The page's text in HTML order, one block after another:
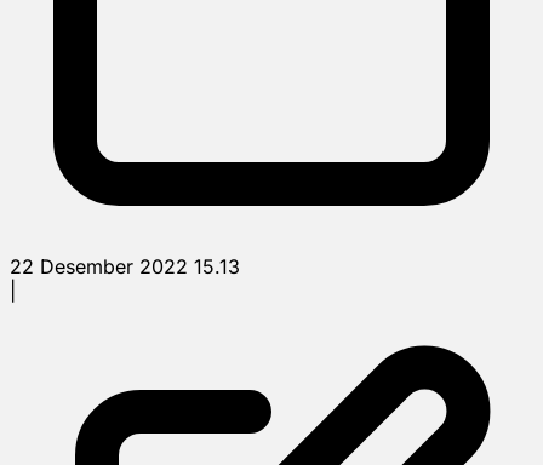
22 Desember 2022 15.13